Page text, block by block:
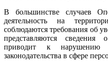
В большинстве случаев
деятельность на
соблюдаются требования об
представляются
приводит к нарушению
законодательства в сфере